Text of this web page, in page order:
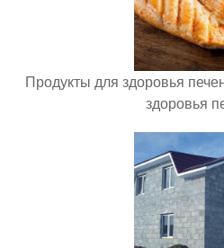
Продукты для здоровья
здоровья